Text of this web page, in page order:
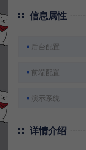
信息属性
后台配置
前端配置
演示系统
详情介绍